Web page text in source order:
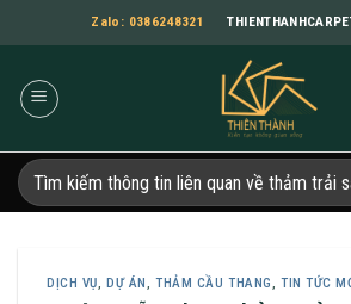
qua
dung
Zalo: 0386248321
Tìm
kiếm:
DỊCH VỤ, DỰ ÁN , THẢM CẦU THANG, TIN TỨC